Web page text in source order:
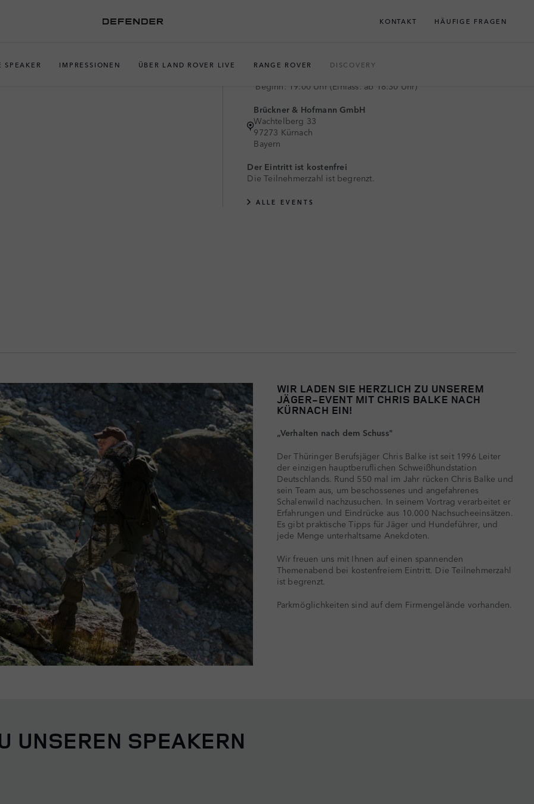
KONTAKT HÄUFIGE FRAGEN
SPEAKER IMPRESSIONEN ÜBER LAND ROVER LIVE RANGE ROVER DISCOVERY
Beginn: 19:00 Uhr (Einlass: ab 18:30 Uhr)
Brückner & Hofmann GmbH
Wachtelberg 33
97273 Kürnach
Bayern
Der Eintritt ist kostenfrei
Die Teilnehmerzahl ist begrenzt.
ALLE EVENTS
WIR LADEN SIE HERZLICH ZU UNSEREM
JÄGER-EVENT MIT CHRIS BALKE NACH
KÜRNACH EIN!
„Verhalten nach dem Schuss"
Der Thüringer Berufsjäger Chris Balke ist seit 1996 Leiter
der einzigen hauptberuflichen Schweißhundstation
Deutschlands. Rund 550 mal im Jahr rücken Chris Balke und
sein Team aus, um beschossenes und angefahrenes
Schalenwild nachzusuchen. In seinem Vortrag verarbeitet er
Erfahrungen und Eindrücke aus 10.000 Nachsucheeinsätzen.
Es gibt praktische Tipps für Jäger und Hundeführer, und
jede Menge unterhaltsame Anekdoten.
Wir freuen uns mit Ihnen auf einen spannenden
Themenabend bei kostenfreiem Eintritt. Die Teilnehmerzahl
ist begrenzt.
Parkmöglichkeiten sind auf dem Firmengelände vorhanden.
UNSEREN SPEAKERN